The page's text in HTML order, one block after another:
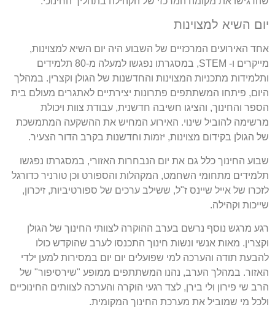
יום השיא למצוינות
אחד האירועים המרכזיים של השבוע היה יום השיא למצוינות,
מייקרים ו- STEM, במסגרתו נפגשו למעלה מ-80 תלמידים
ותלמידות מתכניות המצוינות והחדשנות של הגולן וקצרין. במהלך
היום, פיתחו המשתתפים פתרונות יצירתיים לאתגרים מעולם בית
הספר והחינוך, והציגו חשיבה חדשנית, עבודת צוות ויכולת
מרשימה להוביל שינוי. האירוע המחיש את ההשקעה המתמשכת
של הגולן בקידום מצוינות, יזמות וחדשנות בקרב הדור הצעיר.
שבוע החינוך כלל גם את יום הנבחרות האזורי, במסגרתו נפגשו
תלמידים מתחומי השחמט, המקהלות והספורט וכן טורניר כדורגל
לזכרו של אייל שיינס ז"ל, ששילב ערכים של ספורטיביות, זיכרון,
שייכות וקהילה.
רגע מרגש נוסף נרשם בערב ההוקרה לצוותי החינוך של הגולן
וקצרין. מאות אנשי ונשות חינוך התכנסו לערב שהוקדש כולו
להבעת תודה והערכה למי שפועלים יום יום במסירות למען ילדי
האזור. במהלך הערב, נהנו המשתתפים ממופע "שירסיפור" של
הרב שי פירון ולי בירן, לצד רגעי הוקרה והערכה לצוותים החינוכיים
ולכל מי שמוביל את מערכת החינוך המקומית.